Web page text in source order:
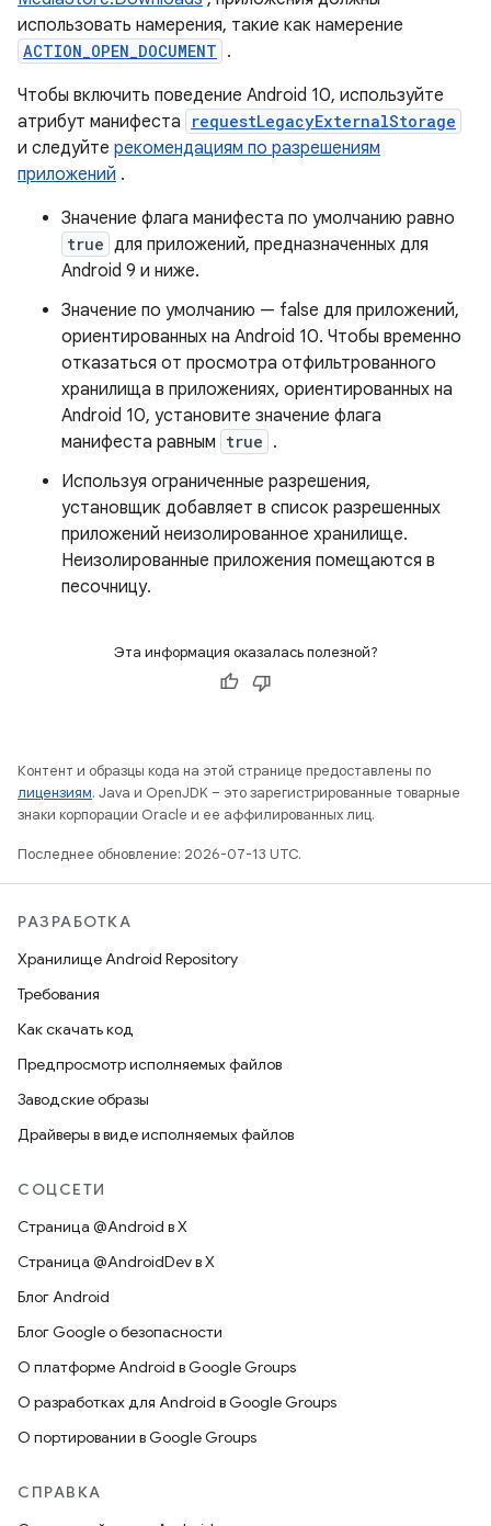
использовать намерения, такие как намерение
ACTION_OPEN_DOCUMENT .
Чтобы включить поведение Android 10, используйте
атрибут манифеста
requestLegacyExternalStorage
и следуйте рекомендациям по разрешениям
приложений .
Значение флага манифеста по умолчанию равно
true для приложений, предназначенных для
Android 9 и ниже.
Значение по умолчанию — false для приложений,
ориентированных на Android 10. Чтобы временно
отказаться от просмотра отфильтрованного
хранилища в приложениях, ориентированных на
Android 10, установите значение флага
манифеста равным true .
Используя ограниченные разрешения,
установщик добавляет в список разрешенных
приложений неизолированное хранилище.
Неизолированные приложения помещаются в
песочницу.
Эта информация оказалась полезной?
Контент и образцы кода на этой странице предоставлены по
лицензиям. Java и OpenJDK – это зарегистрированные товарные
знаки корпорации Oracle и ее аффилированных лиц.
Последнее обновление: 2026-07-13 UTC.
РАЗРАБОТКА
Хранилище Android Repository
Требования
Как скачать код
Предпросмотр исполняемых файлов
Заводские образы
Драйверы в виде исполняемых файлов
СОЦСЕТИ
Страница @Android в X
Страница @AndroidDev в X
Блог Android
Блог Google о безопасности
О платформе Android в Google Groups
О разработках для Android в Google Groups
О портировании в Google Groups
СПРАВКА